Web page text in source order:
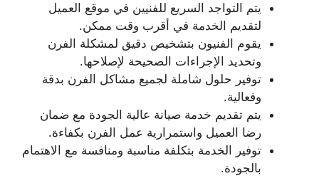
يتم التواجد السريع للفنيين في موقع العميل
لتقديم الخدمة في أقرب وقت ممكن.
يقوم الفنيون بتشخيص دقيق لمشكلة الفرن
وتحديد الإجراءات الصحيحة لإصلاحها.
توفير حلول شاملة لجميع مشاكل الفرن بدقة
وفعالية.
يتم تقديم خدمة صيانة عالية الجودة مع ضمان
رضا العميل واستمرارية عمل الفرن بكفاءة.
توفير الخدمة بتكلفة مناسبة ومنافسة مع الاهتمام
بالجودة.